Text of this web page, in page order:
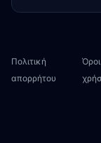
Πολιτική
απορρήτου
Όροι